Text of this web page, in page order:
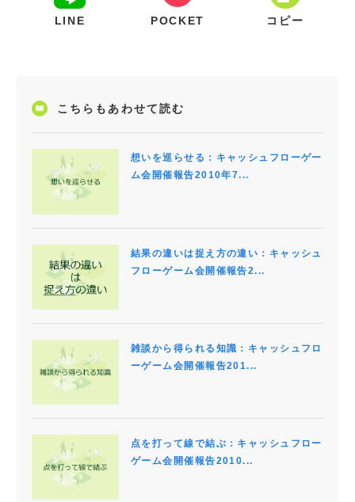
LINE POCKET コピー
こちらもあわせて読む
想いを巡らせる：キャッシュフローゲー
ム会開催報告2010年7...
結果の違いは捉え方の違い：キャッシュ
フローゲーム会開催報告2...
雑談から得られる知識：キャッシュフロ
ーゲーム会開催報告201...
点を打って線で結ぶ：キャッシュフロー
ゲーム会開催報告2010...